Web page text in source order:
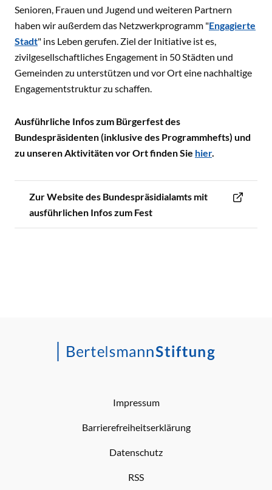
Senioren, Frauen und Jugend und weiteren Partnern
haben wir außerdem das Netzwerkprogramm "Engagierte
Stadt" ins Leben gerufen. Ziel der Initiative ist es,
zivilgesellschaftliches Engagement in 50 Städten und
Gemeinden zu unterstützen und vor Ort eine nachhaltige
Engagementstruktur zu schaffen.
Ausführliche Infos zum Bürgerfest des
Bundespräsidenten (inklusive des Programmhefts) und
zu unseren Aktivitäten vor Ort finden Sie hier.
Zur Website des Bundespräsidialamts mit
ausführlichen Infos zum Fest
Impressum
Barrierefreiheitserklärung
Datenschutz
RSS